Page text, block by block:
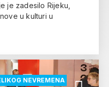
je zadesilo Rijeku,
u kulturi u
NEVREMENA